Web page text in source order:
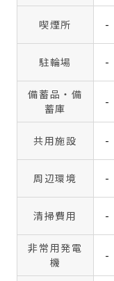
喫煙所 -
駐輪場 -
備蓄品・備
蓄庫
-
共用施設 -
周辺環境 -
清掃費用 -
非常用発電
機
-